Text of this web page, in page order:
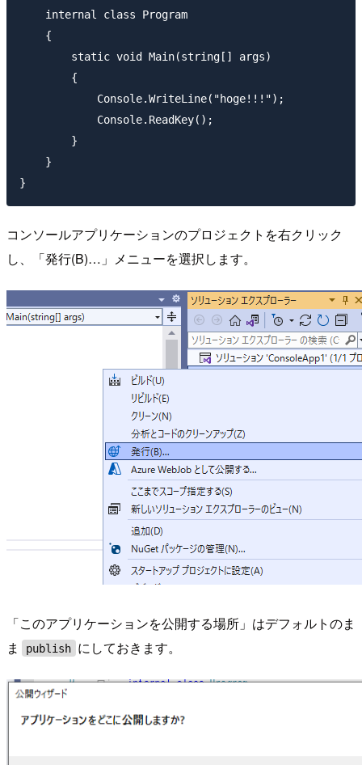
    internal class Program
    {
        static void Main(string[] args)
        {
            Console.WriteLine("hoge!!!");
            Console.ReadKey();
        }
    }
コンソールアプリケーションのプロジェクトを右クリック
し、「発行(B)…」メニューを選択します。
「このアプリケーションを公開する場所」はデフォルトのま
ま
publish にしておきます。